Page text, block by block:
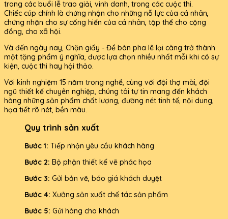
trong các buổi lễ trao giải, vinh danh, trong các cuộc thi.
Chiếc cúp chính là chứng nhận cho những nỗ lực của cá nhân,
chứng nhận cho sự cống hiến của cá nhân, tập thể cho cộng
đồng, cho xã hội.
Và đến ngày nay, Chặn giấy - Để bàn pha lê lại càng trở thành
một tặng phẩm ý nghĩa, được lựa chọn nhiều nhất mỗi khi có sự
kiện, cuộc thi hay hội thảo.
Với kinh nghiệm 15 năm trong nghề, cùng với đội thợ mài, đội
ngũ thiết kế chuyên nghiệp, chúng tôi tự tin mang đến khách
hàng những sản phẩm chất lượng, đường nét tinh tế, nội dung,
họa tiết rõ nét, bền màu.
Quy trình sản xuất
Bước 1: Tiếp nhận yêu cầu khách hàng
Bước 2: Bộ phận thiết kế vẽ phác họa
Bước 3: Gửi bản vẽ, báo giá khách duyệt
Bước 4: Xưởng sản xuất chế tác sản phẩm
Bước 5: Gửi hàng cho khách